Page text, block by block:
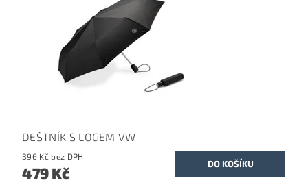
DEŠTNÍK S LOGEM VW
396 Kč bez DPH
479 Kč